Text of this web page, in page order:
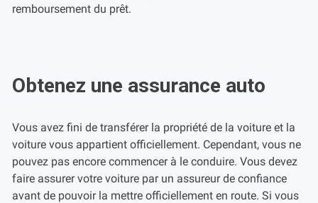
remboursement du prêt.
Obtenez une assurance auto
Vous avez fini de transférer la propriété de la voiture et la
voiture vous appartient officiellement. Cependant, vous ne
pouvez pas encore commencer à le conduire. Vous devez
faire assurer votre voiture par un assureur de confiance
avant de pouvoir la mettre officiellement en route. Si vous